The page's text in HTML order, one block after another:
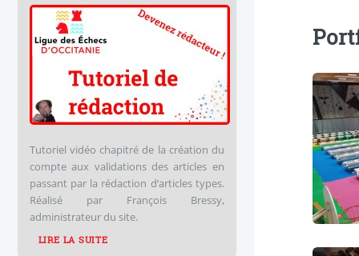
Tutoriel vidéo chapitré de la création du
compte aux validations des articles en
passant par la rédaction d’articles types.
Réalisé par François Bressy,
administrateur du site.
LIRE LA SUITE